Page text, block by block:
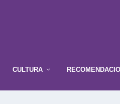
CULTURA